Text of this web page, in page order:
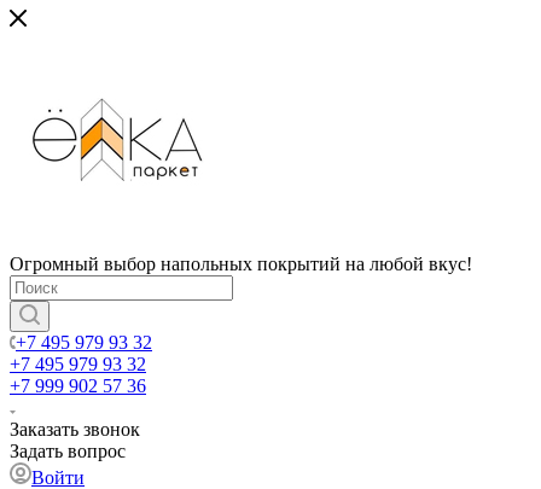
Огромный выбор напольных покрытий на любой вкус!
+7 495 979 93 32
+7 495 979 93 32
+7 999 902 57 36
Заказать звонок
Задать вопрос
Войти